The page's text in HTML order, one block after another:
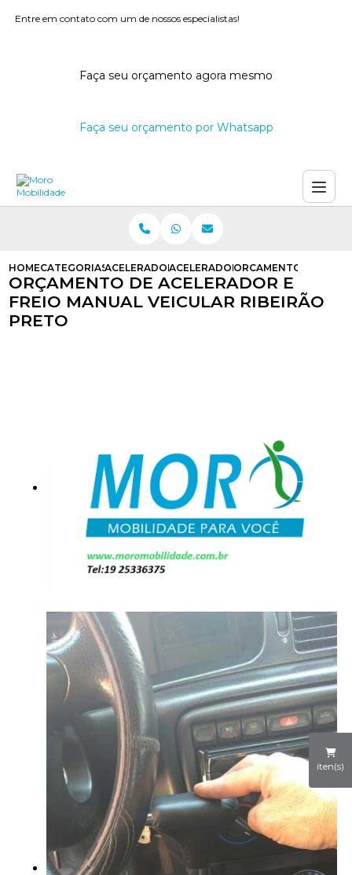
Entre em contato com um de nossos especialistas!
Faça seu orçamento agora mesmo
Faça seu orçamento por Whatsapp
iten(s)
HOMECATEGORIASACELERADORES E FREIOS MANUAIS
ACELERADOR E FREIO MANUAL
ORCAMENTO DE
ORÇAMENTO DE ACELERADOR E
FREIO MANUAL VEICULAR RIBEIRÃO
PRETO